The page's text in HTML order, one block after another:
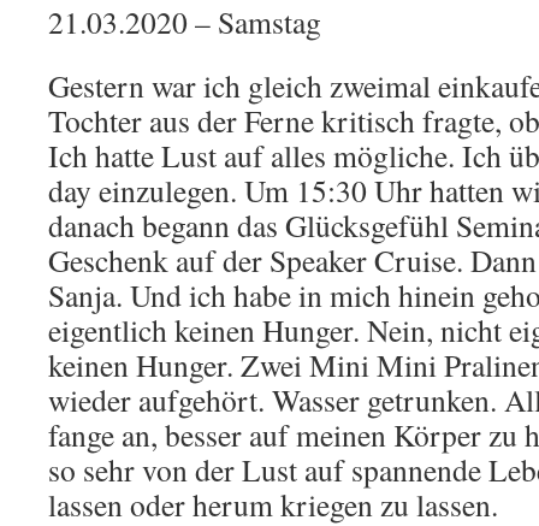
21.03.2020 – Samstag
Gestern war ich gleich zweimal
Tochter aus der Ferne kritisch fragte,
Ich hatte Lust auf alles mögliche. Ich
day einzulegen. Um 15:30 Uhr hatten
danach begann das Glücksgefühl
Geschenk auf der Speaker Cruise.
Sanja. Und ich habe in mich hinein
eigentlich keinen Hunger. Nein, nicht
keinen Hunger. Zwei Mini Mini
wieder aufgehört. Wasser getrunken.
fange an, besser auf meinen Körper zu
so sehr von der Lust auf spannende
lassen oder herum kriegen zu lassen.